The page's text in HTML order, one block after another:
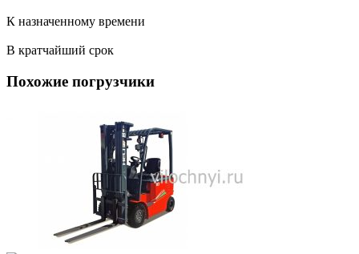
К назначенному времени
В кратчайший срок
Похожие погрузчики